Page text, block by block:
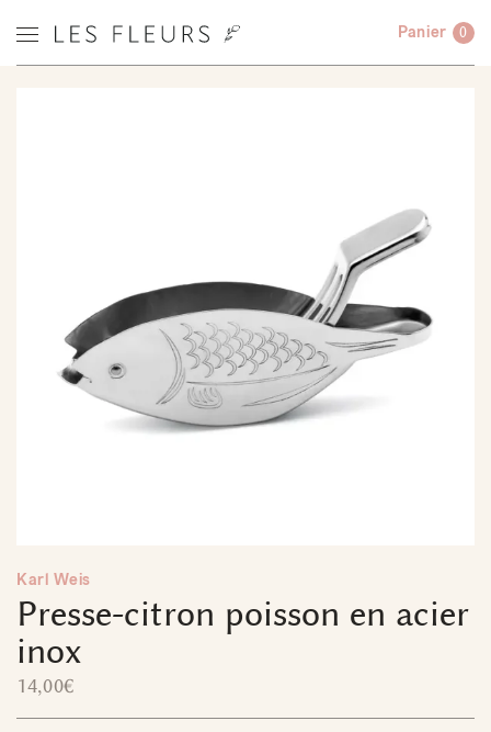
Panier 0
Karl Weis
Presse-citron poisson en acier
inox
14,00€